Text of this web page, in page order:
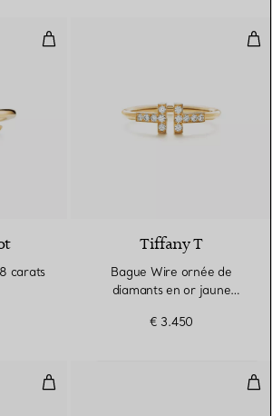
Bague en or jaune 18 carats
carats
Tiffany T
Bague Wire ornée de
diamants en or jaune
€ 3.450
Bague en or jaune 18 carats